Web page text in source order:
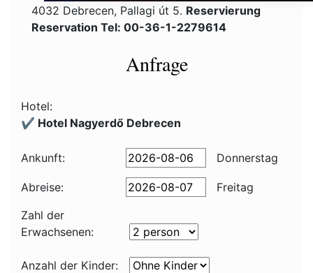
4032 Debrecen, Pallagi út 5. Reservierung
Reservation Tel: 00-36-1-2279614
Anfrage
Hotel:
✔️ Hotel Nagyerdő Debrecen
Ankunft: Donnerstag
Abreise:
Freitag
Zahl der
Erwachsenen:
Anzahl der Kinder: